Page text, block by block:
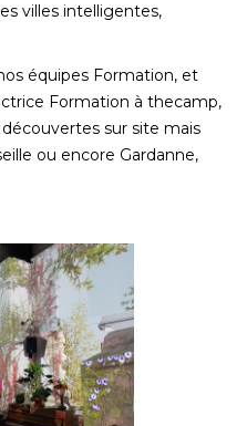
villes intelligentes,
équipes Formation, et
Formation à thecamp,
sur site mais
ou encore Gardanne,